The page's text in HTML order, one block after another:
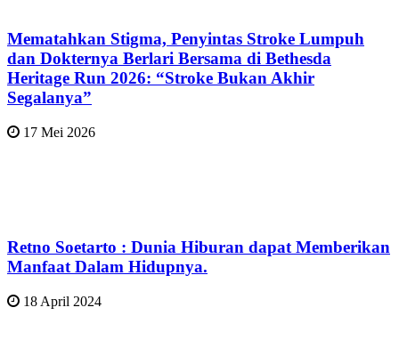
Mematahkan Stigma, Penyintas Stroke Lumpuh
dan Dokternya Berlari Bersama di Bethesda
Heritage Run 2026: “Stroke Bukan Akhir
Segalanya”
17 Mei 2026
Retno Soetarto : Dunia Hiburan dapat Memberikan
Manfaat Dalam Hidupnya.
18 April 2024